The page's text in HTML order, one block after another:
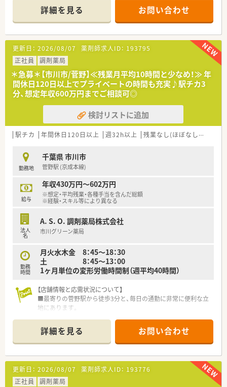
【店舗情報と応需状況について】
■最寄り駅の西船橋駅から徒歩10分と通勤しやすい立地にあ
り、通勤ストレスなく勤務できます。
■応需科目は内科や在宅など総合科目で、処方箋枚数は1日あた
り90枚ほど応需しています。
■薬剤師7名と事務4名が在籍しており、ゆとりを持って業務に
取り組める体制です。
【法人特徴について】
■関西圏を中心に350店舗以上を展開しており、調剤併設店を積
極的に増やしている法人です。
■売上の20％を調剤でカバーする方針を持ち、調剤専門店舗も
数多く展開している点が特徴です。
■徹底したカウンセリング重視の姿勢で、地域のお客様や患者様
に寄り添う経営を行っています。
【想定されるキャリアイメージ】
■定期的な人事評価面談と試験制度により、若い世代でも年齢問
わず等級を上げられます。
■管理薬剤師へのキャリアアップ機会が多く、意欲次第で早期の
昇進を目指せる環境です。
■教育制度が非常に充実しているため、薬剤師としての高い専門
性を磨き続けられます。
【こんな取り組みをしています】
■職能拡大休暇として年7日間の学習機会が設けられ、スキルア
■任意で参加できる症例・疾患別の勉強会を定期的に開催し、学
びの場を提供しています。
■子育て支援として小学校3年生修了まで時短勤務制度を延長で
詳細を見る お問い合わせ
更新日： 2026/08/07 薬剤師求人ID： 193795
正社員
調剤薬局
＊急募＊【市川市/菅野】≪残業月平均10時間と少なめ！≫ 年
間休日120日以上でプライベートの時間も充実♪駅チカ3
分、想定年収600万円までご相談可◎
検討リストに追加
駅チカ 年間休日120日以上 週32h以上 残業なし(ほぼなし含む)
勤務地
千葉県 市川市
菅野駅 (京成本線)
給与
年収430万円～602万円
※想定・平均残業・各種手当を含んだ総額
※経験・スキル等により異なる
法人
名
A. S. O. 調剤薬局株式会社
市川グリーン薬局
勤務
時間
月火水木金 8：45～18：30
土 8：45～13：00
1ヶ月単位の変形労働時間制（週平均40時間）
【店舗情報と応需状況について】
■最寄りの菅野駅から徒歩3分と、毎日の通勤に非常に便利な立
地にあります。
枚の処方箋を応需しています。
■薬剤師は常時3～4名体制で、在宅（個人宅）も対応しており、地
域医療に深く貢献しています。
【法人特徴について】
■千葉県内の市川市・船橋市エリアを中心に12店舗の調剤薬局
を運営している企業です。
詳細を見る お問い合わせ
更新日： 2026/08/07 薬剤師求人ID： 193776
正社員
調剤薬局